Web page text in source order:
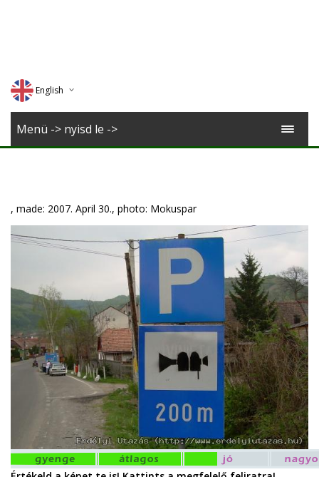
English
Deutsch
Menü -> nyisd le ->
, made: 2007. April 30., photo: Mokuspar